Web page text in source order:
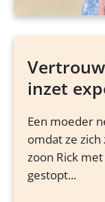
inzet
Een moeder
omdat ze
zoon Rick
gestopt...